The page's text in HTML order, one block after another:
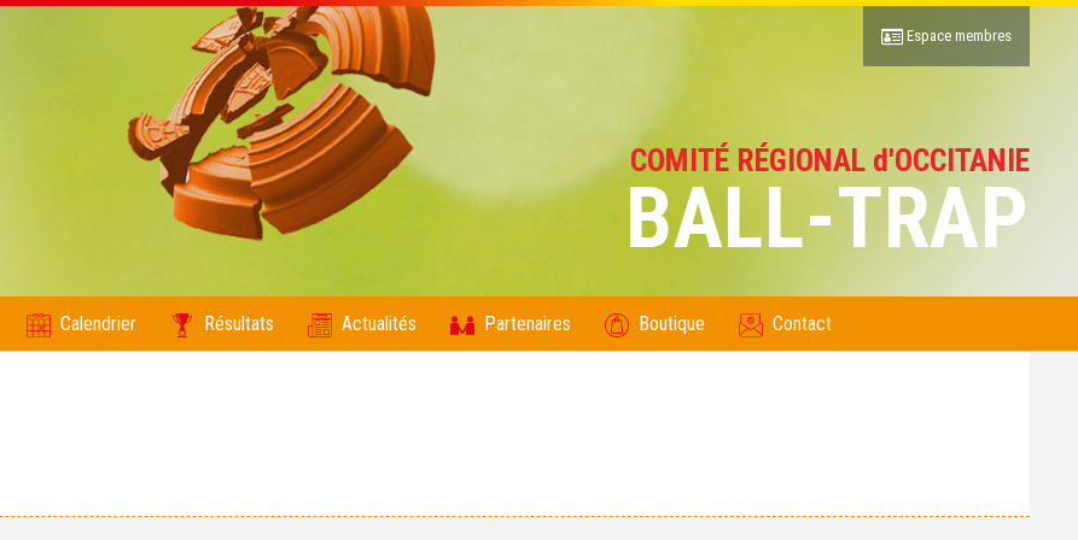
COMITÉ RÉGIONAL d'OCCITANIE
BALL-TRAP
Espace membres
Calendrier Résultats Actualités Partenaires Boutique Contact